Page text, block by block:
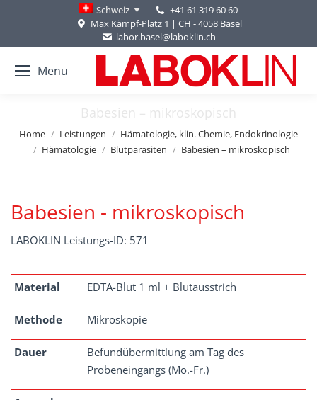
Schweiz
+41 61 319 60 60
Max Kämpf-Platz 1 | CH - 4058 Basel
labor.basel@laboklin.ch
Menu
Babesien – mikroskopisch
You are here:
Home Leistungen
Hämatologie, klin. Chemie, Endokrinologie
Hämatologie
Blutparasiten Babesien – mikroskopisch
Babesien - mikroskopisch
LABOKLIN Leistungs-ID: 571
Material EDTA-Blut 1 ml + Blutausstrich
Methode Mikroskopie
Dauer
Befundübermittlung am Tag des
Probeneingangs (Mo.-Fr.)